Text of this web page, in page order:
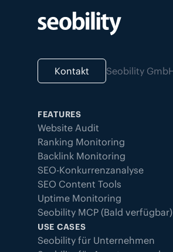
Kontakt Seobility
FEATURES
Website Audit
Ranking Monitoring
Backlink Monitoring
SEO-Konkurrenzanalyse
SEO Content Tools
Uptime Monitoring
Seobility MCP (Bald verfügbar)
USE CASES
Seobility für Unternehmen